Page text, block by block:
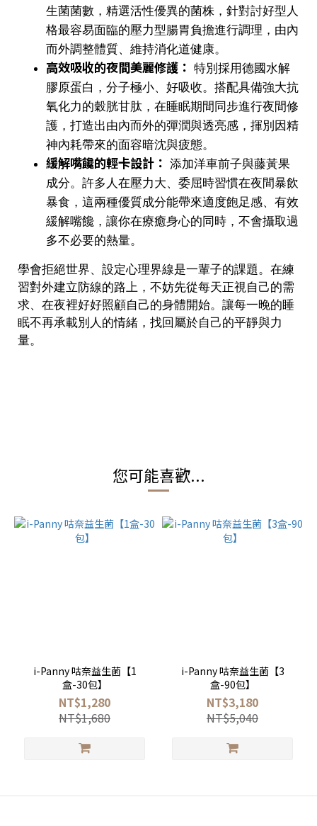
生菌菌數 ，精選活性優異的菌株，針對討好型人
格最容易面臨的壓力型腸胃負擔進行調理，由內
而外調整體質、維持消化道健康。
高效吸收的夜間美麗修護： 特別採用德國水解
膠原蛋白 ，分子極小、好吸收。搭配具備強大抗
氧化力的穀胱甘肽，在睡眠期間同步進行夜間修
護，打造出由內而外的彈潤與透亮感，揮別因精
神內耗帶來的面容暗沈與疲態。
緩解嘴饞的輕卡設計： 添加洋車前子與藤黃果
成分。許多人在壓力大、委屈時習慣在夜間暴飲
暴食，這兩種優質成分能帶來適度飽足感、有效
緩解嘴饞，讓你在療癒身心的同時，不會攝取過
多不必要的熱量。
學會拒絕世界、設定心理界線是一輩子的課題。在練
習對外建立防線的路上，不妨先從每天正視自己的需
求、在夜裡好好照顧自己的身體開始。讓每一晚的睡
眠不再承載別人的情緒，找回屬於自己的平靜與力
量。
您可能喜歡...
i-Panny 咕奈益生菌【1
盒-30包】
NT$1,280
NT$1,680
i-Panny 咕奈益生菌【3
盒-90包】
NT$3,180
NT$5,040